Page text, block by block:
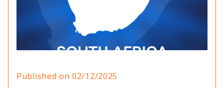
Published on 02/12/2025